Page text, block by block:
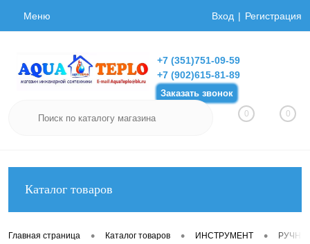
Меню Вход Регистрация
+7 (351)751-09-59
+7 (902)615-81-89
Заказать звонок
0 0
Каталог товаров
Главная страница • Каталог товаров • ИНСТРУМЕНТ •